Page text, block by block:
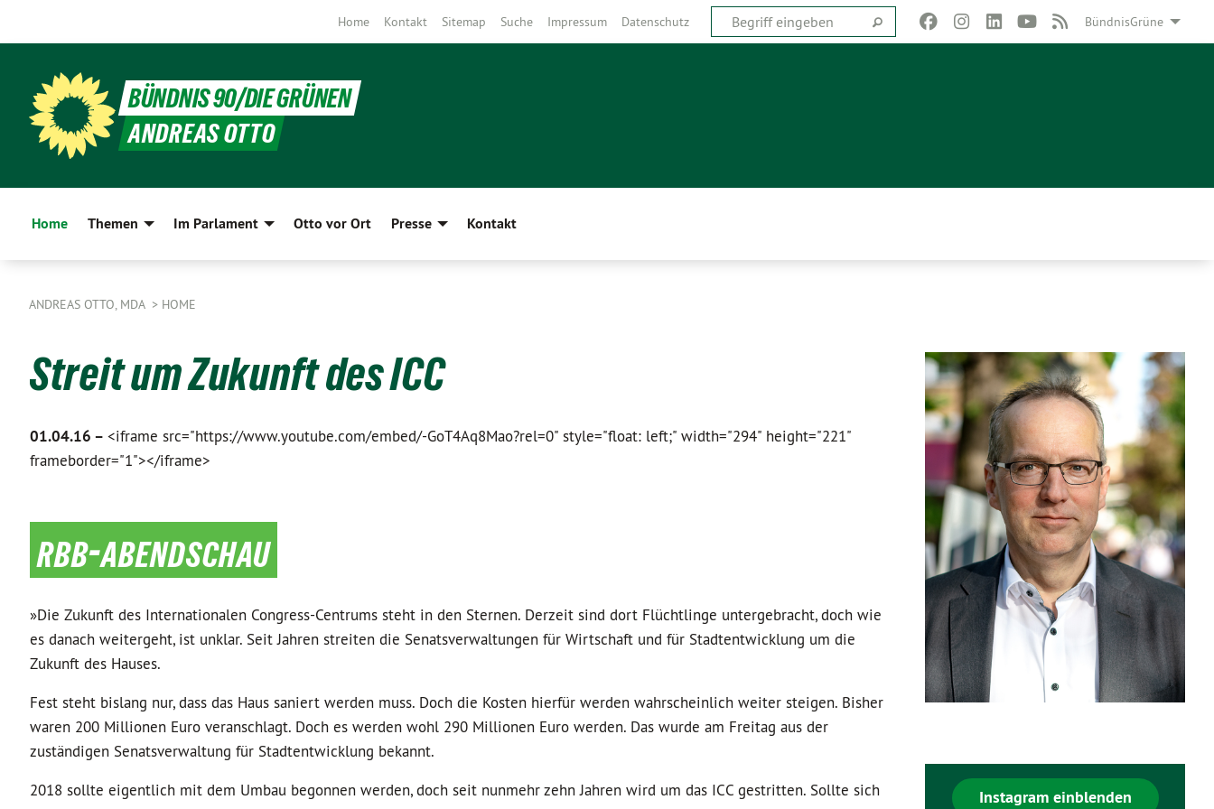
BündnisGrüne
Home Kontakt Sitemap Suche Impressum Datenschutz
BÜNDNIS 90/DIE GRÜNEN
ANDREAS OTTO
Home Themen Im Parlament Otto vor Ort Presse Kontakt
ANDREAS OTTO, MDA HOME
Streit um Zukunft des ICC
01.04.16 – <iframe src="https://www.youtube.com/embed/-GoT4Aq8Mao?rel=0" style="float: left;" width="294" height="221"
frameborder="1"></iframe>
rbb-abendschau
»Die Zukunft des Internationalen Congress-Centrums steht in den Sternen. Derzeit sind dort Flüchtlinge untergebracht, doch wie
es danach weitergeht, ist unklar. Seit Jahren streiten die Senatsverwaltungen für Wirtschaft und für Stadtentwicklung um die
Zukunft des Hauses.
Fest steht bislang nur, dass das Haus saniert werden muss. Doch die Kosten hierfür werden wahrscheinlich weiter steigen. Bisher
waren 200 Millionen Euro veranschlagt. Doch es werden wohl 290 Millionen Euro werden. Das wurde am Freitag aus der
zuständigen Senatsverwaltung für Stadtentwicklung bekannt.
2018 sollte eigentlich mit dem Umbau begonnen werden, doch seit nunmehr zehn Jahren wird um das ICC gestritten. Sollte sich
Instagram einblenden